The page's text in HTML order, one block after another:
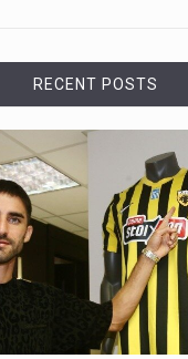
RECENT POSTS